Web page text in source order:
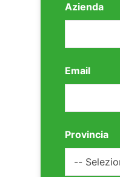
Azienda
Email
Provincia